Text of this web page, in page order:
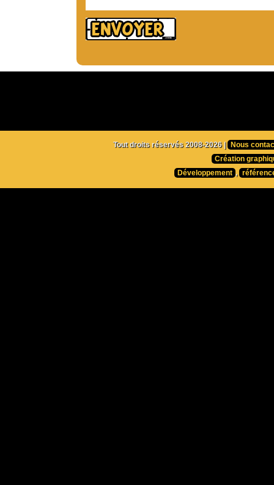
Tout droits réservés 2008-2026 |
Nous
Création
Développement ,